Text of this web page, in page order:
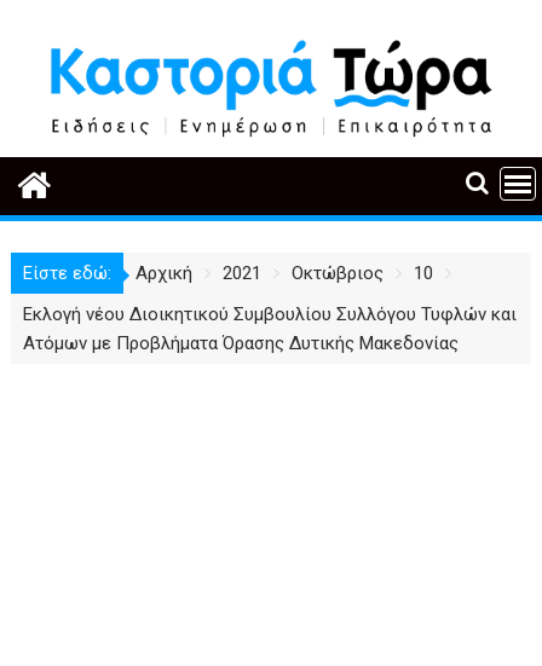
περιεχόμενο
Είστε εδώ: Αρχική 2021 Οκτώβριος
10
Εκλογή νέου Διοικητικού Συμβουλίου Συλλόγου Τυφλών και
Ατόμων με Προβλήματα Όρασης Δυτικής Μακεδονίας